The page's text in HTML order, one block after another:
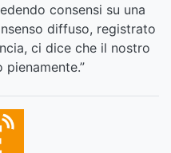
consensi su una
diffuso, registrato
ci dice che il nostro